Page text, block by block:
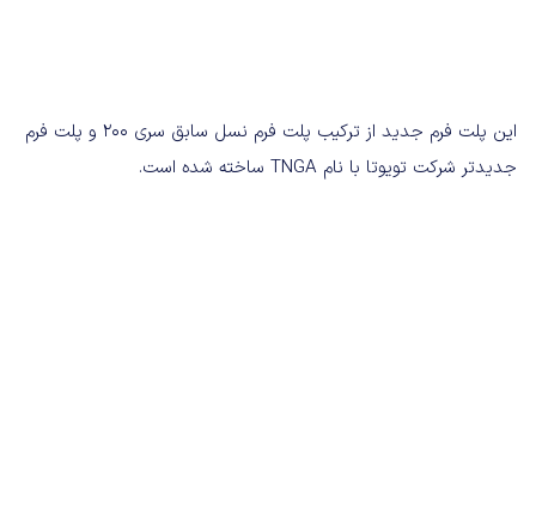
این پلت فرم جدید از ترکیب پلت فرم نسل سابق سری 200 و پلت فرم
جدیدتر شرکت تویوتا با نام TNGA ساخته شده است.